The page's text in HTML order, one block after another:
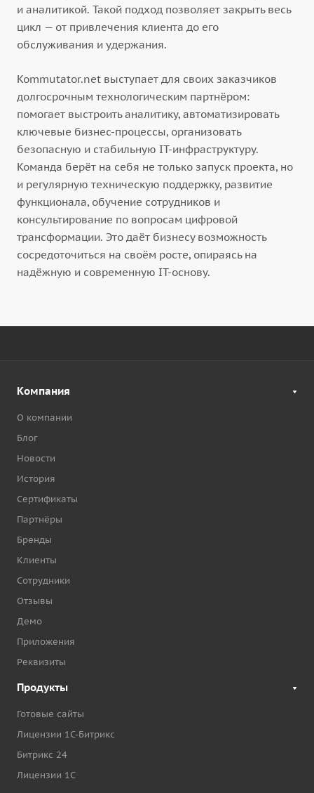
и аналитикой. Такой подход позволяет закрыть весь
цикл — от привлечения клиента до его
обслуживания и удержания.
Kommutator.net выступает для своих заказчиков
долгосрочным технологическим партнёром:
помогает выстроить аналитику, автоматизировать
ключевые бизнес-процессы, организовать
безопасную и стабильную IT-инфраструктуру.
Команда берёт на себя не только запуск проекта, но
и регулярную техническую поддержку, развитие
функционала, обучение сотрудников и
консультирование по вопросам цифровой
трансформации. Это даёт бизнесу возможность
сосредоточиться на своём росте, опираясь на
надёжную и современную IT-основу.
Компания
О компании
Блог
Новости
История
Сертификаты
Партнёры
Бренды
Клиенты
Сотрудники
Отзывы
Демо
Приложения
Реквизиты
Продукты
Готовые сайты
Лицензии 1С-Битрикс
Битрикс 24
Лицензии 1С